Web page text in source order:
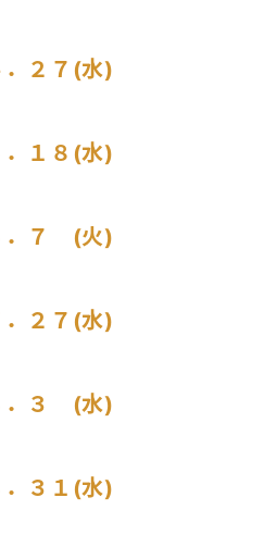
．２７(水)
．１８(水)
．７ (火)
．２７(水)
．３ (水)
．３１(水)